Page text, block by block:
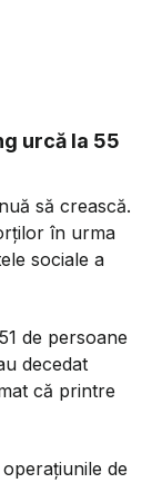
urcă la 55
să crească.
în urma
sociale a
de persoane
decedat
că printre
de